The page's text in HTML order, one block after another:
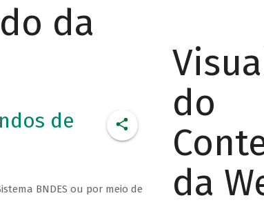
da
de
BNDES ou por meio de
do
da